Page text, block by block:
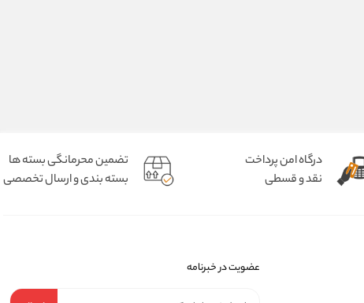
درگاه امن پرداخت
نقد و قسطی
تضمین محرمانگی بسته ها
بسته بندی و ارسال تخصصی
عضویت در خبرنامه